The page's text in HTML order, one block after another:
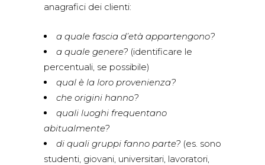
anagrafici dei clienti:
a quale fascia d’età appartengono?
a quale genere? (identificare le
percentuali, se possibile)
qual è la loro provenienza?
che origini hanno?
quali luoghi frequentano
abitualmente?
di quali gruppi fanno parte? (es. sono
studenti, giovani, universitari, lavoratori,